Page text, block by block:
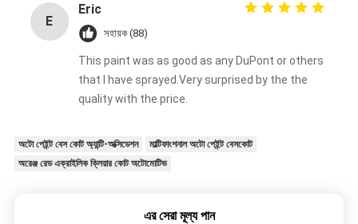
E
Eric
সহায়ক (88)
This paint was as good as any DuPont or others
that I have sprayed.Very surprised by the the
quality with the price.
অটো পেইন্ট বেস কোট অ্যান্টি-অক্সিডেশন
মাল্টিফাংশনাল অটো পেইন্ট বেসকোট
অরেঞ্জ রেড এক্রাইলিক ক্লিয়ার কোট অটোমোটিভ
এর সেরা মূল্য পান